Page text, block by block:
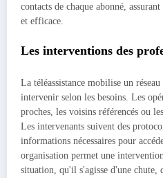
contacts de chaque abonné,
et efficace.
Les interventions des
La téléassistance mobilise un
intervenir selon les besoins. Les
proches, les voisins référencés ou
Les intervenants suivent des
informations nécessaires pour
organisation permet une
situation, qu'il s'agisse d'une chute,